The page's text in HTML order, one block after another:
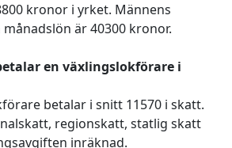
kronor i yrket. Männens
är 40300 kronor.
en växlingslokförare i
betalar i snitt 11570 i skatt.
regionskatt, statlig skatt
inräknad.